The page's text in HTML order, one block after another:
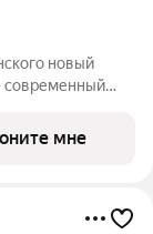
новый
современный
и
мне